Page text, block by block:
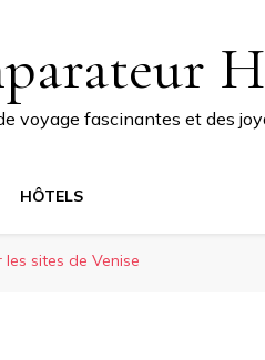
voyage fascinantes et des
HÔTELS
sites de Venise